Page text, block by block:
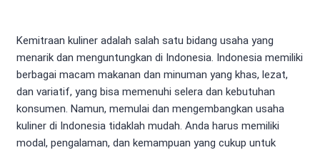
Kemitraan kuliner adalah salah satu bidang usaha yang
menarik dan menguntungkan di Indonesia. Indonesia memiliki
berbagai macam makanan dan minuman yang khas, lezat,
dan variatif, yang bisa memenuhi selera dan kebutuhan
konsumen. Namun, memulai dan mengembangkan usaha
kuliner di Indonesia tidaklah mudah. Anda harus memiliki
modal, pengalaman, dan kemampuan yang cukup untuk